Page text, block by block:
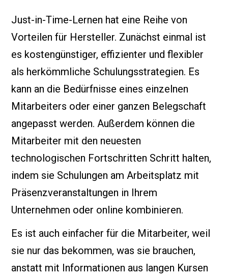
Just-in-Time-Lernen hat eine Reihe von
Vorteilen für Hersteller. Zunächst einmal ist
es kostengünstiger, effizienter und flexibler
als herkömmliche Schulungsstrategien. Es
kann an die Bedürfnisse eines einzelnen
Mitarbeiters oder einer ganzen Belegschaft
angepasst werden. Außerdem können die
Mitarbeiter mit den neuesten
technologischen Fortschritten Schritt halten,
indem sie Schulungen am Arbeitsplatz mit
Präsenzveranstaltungen in Ihrem
Unternehmen oder online kombinieren.
Es ist auch einfacher für die Mitarbeiter, weil
sie nur das bekommen, was sie brauchen,
anstatt mit Informationen aus langen Kursen